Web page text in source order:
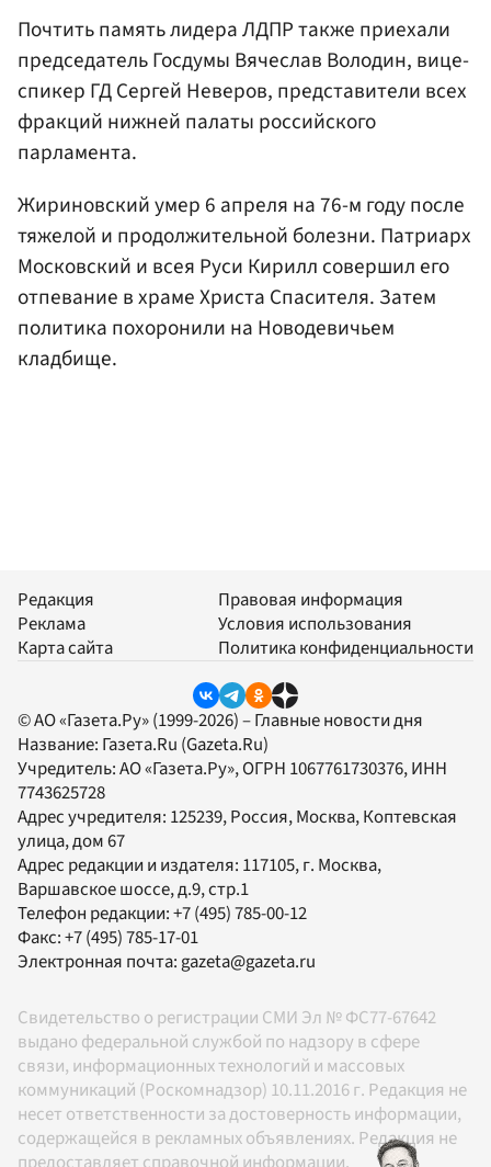
Почтить память лидера ЛДПР также приехали
председатель Госдумы Вячеслав Володин, вице-
спикер ГД Сергей Неверов, представители всех
фракций нижней палаты российского
парламента.
Жириновский умер 6 апреля на 76-м году после
тяжелой и продолжительной болезни. Патриарх
Московский и всея Руси Кирилл совершил его
отпевание в храме Христа Спасителя. Затем
политика похоронили на Новодевичьем
кладбище.
Редакция
Реклама
Карта сайта
Правовая информация
Условия использования
Политика конфиденциальности
© АО «Газета.Ру» (1999-2026) – Главные новости дня
Название: Газета.Ru (Gazeta.Ru)
Учредитель:АО «Газета.Ру», ОГРН 1067761730376, ИНН
7743625728
Адрес учредителя: 125239, Россия, Москва, Коптевская
улица, дом 67
Адрес редакции и издателя: 117105, г. Москва,
Варшавское шоссе, д.9, стр.1
Телефон редакции:+7 (495) 785-00-12
Факс:+7 (495) 785-17-01
Электронная почта:gazeta@gazeta.ru
Свидетельство о регистрации СМИ Эл № ФС77-67642
выдано федеральной службой по надзору в сфере
связи, информационных технологий и массовых
коммуникаций (Роскомнадзор) 10.11.2016 г. Редакция не
несет ответственности за достоверность информации,
содержащейся в рекламных объявлениях. Редакция не